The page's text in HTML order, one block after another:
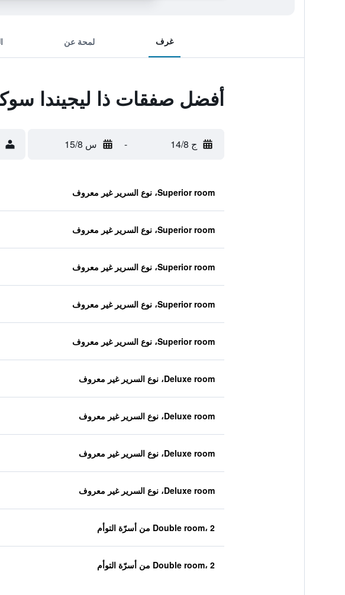
غرف لمحة عن
أفضل صفقات ذا ليجيندا
ج 14/8 - س 15/8
Superior room، نوع السرير غير معروف
Superior room، نوع السرير غير معروف
Superior room، نوع السرير غير معروف
Superior room، نوع السرير غير معروف
Superior room، نوع السرير غير معروف
Deluxe room، نوع السرير غير معروف
Deluxe room، نوع السرير غير معروف
Deluxe room، نوع السرير غير معروف
Deluxe room، نوع السرير غير معروف
Double room، 2 من أسرّة التوأم
Double room، 2 من أسرّة التوأم